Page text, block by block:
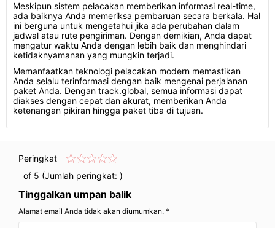
Meskipun sistem pelacakan memberikan informasi real-time,
ada baiknya Anda memeriksa pembaruan secara berkala. Hal
ini berguna untuk mengetahui jika ada perubahan dalam
jadwal atau rute pengiriman. Dengan demikian, Anda dapat
mengatur waktu Anda dengan lebih baik dan menghindari
ketidaknyamanan yang mungkin terjadi.
Memanfaatkan teknologi pelacakan modern memastikan
Anda selalu terinformasi dengan baik mengenai perjalanan
paket Anda. Dengan track.global, semua informasi dapat
diakses dengan cepat dan akurat, memberikan Anda
ketenangan pikiran hingga paket tiba di tujuan.
Peringkat
of 5 (Jumlah peringkat: )
Tinggalkan umpan balik
Alamat email Anda tidak akan diumumkan. *